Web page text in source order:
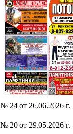
№ 24 от 26.06.2026 г.
№ 20 от 29.05.2026 г.